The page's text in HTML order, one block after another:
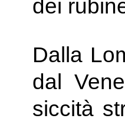
dei
Dalla
dal
siccità